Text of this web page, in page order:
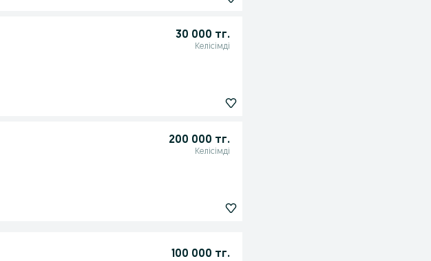
30 000 тг.
Келісімді
200 000 тг.
Келісімді
100 000 тг.